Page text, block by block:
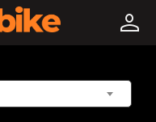
person